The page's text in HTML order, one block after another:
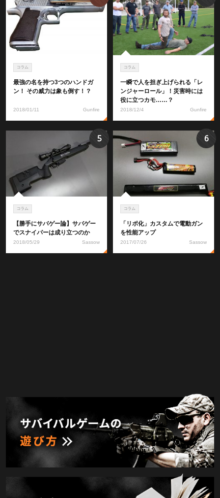
コラム
最強の名を持つ3つのハンドガ
ン！ その威力は象も倒す！？
2018/01/11 Gunfire
コラム
一瞬で人を担ぎ上げられる「レ
ンジャーロール」！災害時には
役に立つカモ……？
2018/12/4 Gunfire
コラム
【勝手にサバゲー論】サバゲー
でスナイパーは成り立つのか
2018/05/29 Sassow
5
コラム
「リポ化」カスタムで電動ガン
を性能アップ
2017/07/26 Sassow
6